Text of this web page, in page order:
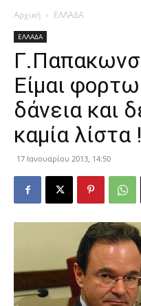
Αρχική ΕΛΛΑΔΑ
ΕΛΛΑΔΑ
Είμαι
δάνεια και
καμία λίστα !
17 Ιανουαρίου 2013, 14:50